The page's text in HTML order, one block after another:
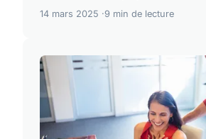
14 mars 2025 9 min de lecture